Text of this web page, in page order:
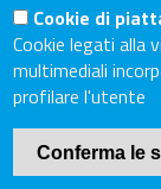
Accessibilità
Mappa del sito
Piè
di
Cookie Policy
Internet Privacy
Cookie di
Cookie legati alla
multimediali
profilare l'utente
Conferma le